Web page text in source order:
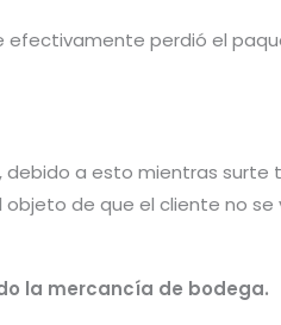
efectivamente perdió el
a esto mientras
objeto de que el cliente no
la mercancía de bodega.